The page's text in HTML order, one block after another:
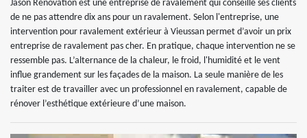
Jason Rénovation est une entreprise de ravalement qui conseille ses clients
de ne pas attendre dix ans pour un ravalement. Selon l'entreprise, une
intervention pour ravalement extérieur à Vieussan permet d’avoir un prix
entreprise de ravalement pas cher. En pratique, chaque intervention ne se
ressemble pas. L’alternance de la chaleur, le froid, l'humidité et le vent
influe grandement sur les façades de la maison. La seule manière de les
traiter est de travailler avec un professionnel en ravalement, capable de
rénover l’esthétique extérieure d’une maison.